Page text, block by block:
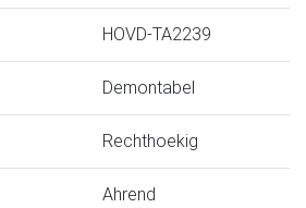
HOVD-TA2239
Demontabel
Rechthoekig
Ahrend